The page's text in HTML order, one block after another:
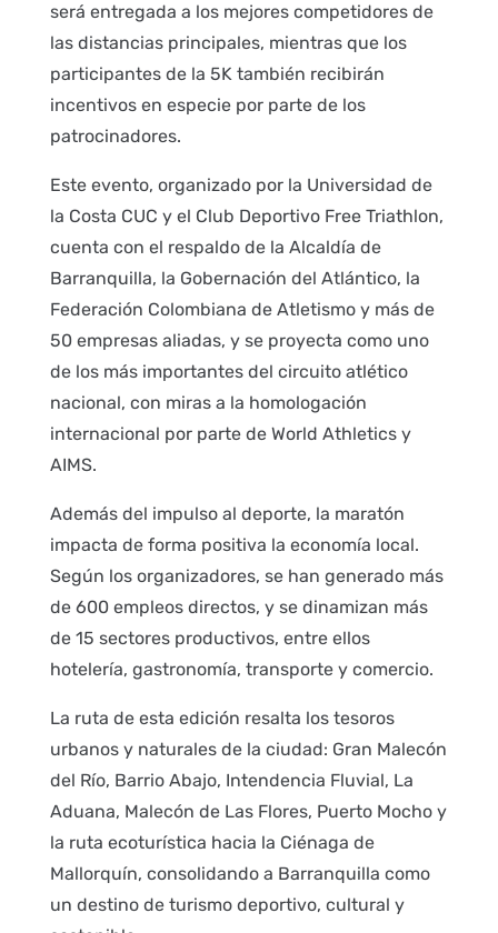
será entregada a los mejores competidores de
las distancias principales, mientras que los
participantes de la 5K también recibirán
incentivos en especie por parte de los
patrocinadores.
Este evento, organizado por la Universidad de
la Costa CUC y el Club Deportivo Free Triathlon,
cuenta con el respaldo de la Alcaldía de
Barranquilla, la Gobernación del Atlántico, la
Federación Colombiana de Atletismo y más de
50 empresas aliadas, y se proyecta como uno
de los más importantes del circuito atlético
nacional, con miras a la homologación
internacional por parte de World Athletics y
AIMS.
Además del impulso al deporte, la maratón
impacta de forma positiva la economía local.
Según los organizadores, se han generado más
de 600 empleos directos, y se dinamizan más
de 15 sectores productivos, entre ellos
hotelería, gastronomía, transporte y comercio.
La ruta de esta edición resalta los tesoros
urbanos y naturales de la ciudad: Gran Malecón
del Río, Barrio Abajo, Intendencia Fluvial, La
Aduana, Malecón de Las Flores, Puerto Mocho y
la ruta ecoturística hacia la Ciénaga de
Mallorquín, consolidando a Barranquilla como
un destino de turismo deportivo, cultural y